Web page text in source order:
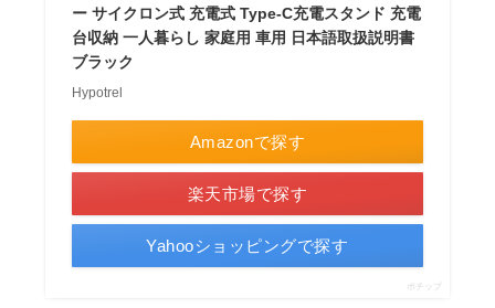
ー サイクロン式 充電式 Type-C充電スタンド 充電
台収納 一人暮らし 家庭用 車用 日本語取扱説明書
ブラック
Hypotrel
Amazonで探す
楽天市場で探す
Yahooショッピングで探す
ポチップ